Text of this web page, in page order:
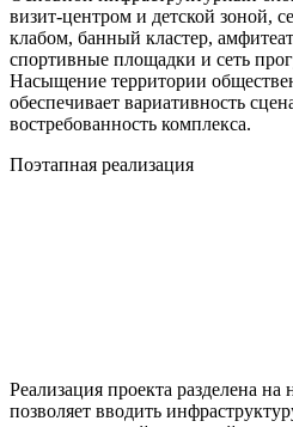
визит-центром и детской зоной,
клабом, банный кластер,
спортивные площадки и сеть
Насыщение территории
обеспечивает вариативность
востребованность комплекса.
Поэтапная реализация
Реализация проекта разделена на
позволяет вводить